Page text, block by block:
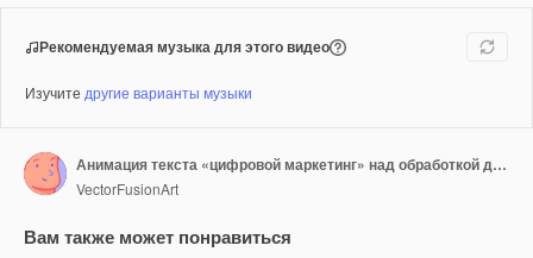
Рекомендуемая музыка для этого видео
Изучите другие варианты музыки
Анимация текста «цифровой маркетинг» над обработкой данных на синем фоне
VectorFusionArt
Вам также может понравиться